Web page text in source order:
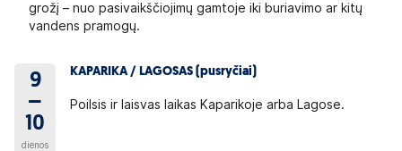
grožį – nuo pasivaikščiojimų gamtoje iki buriavimo ar kitų
vandens pramogų.
9
–
10
dienos
KAPARIKA / LAGOSAS (pusryčiai)
Poilsis ir laisvas laikas Kaparikoje arba Lagose.